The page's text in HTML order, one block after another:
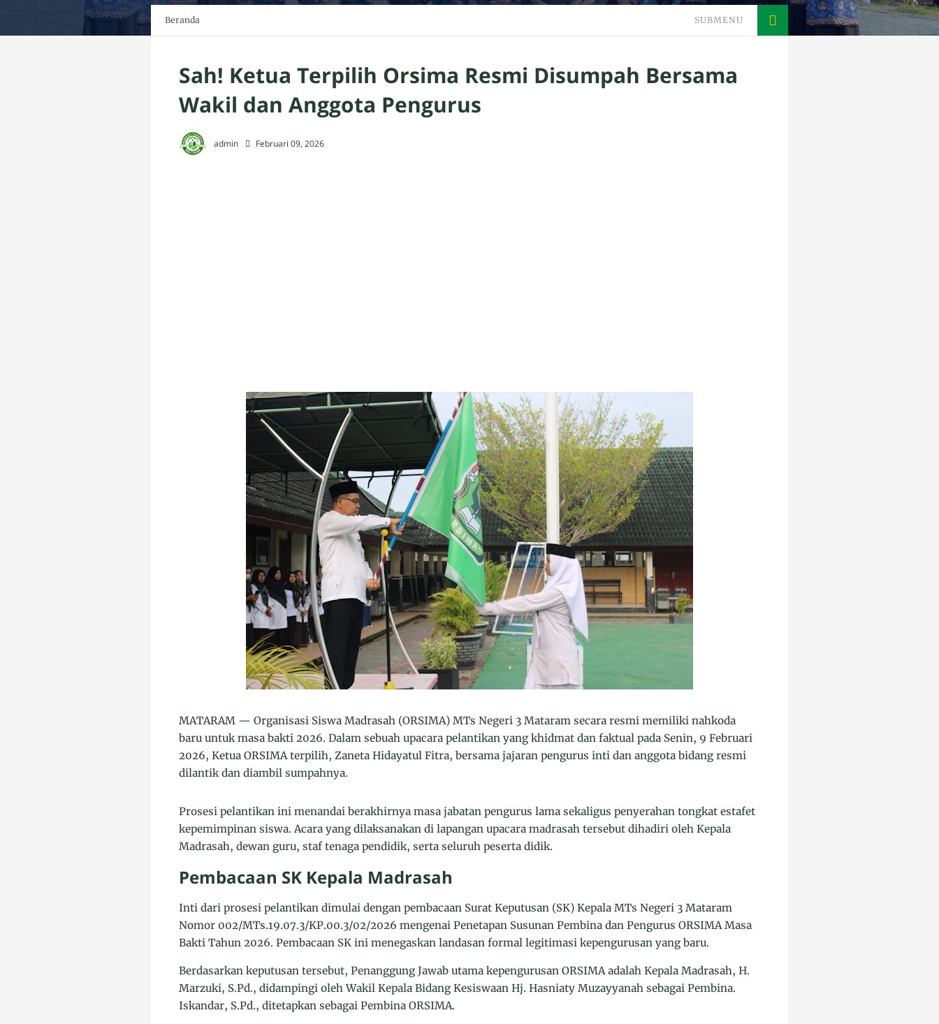
Beranda SUBMENU
Sah! Ketua Terpilih Orsima Resmi Disumpah Bersama
Wakil dan Anggota Pengurus
admin Februari 09, 2026
MATARAM — Organisasi Siswa Madrasah (ORSIMA) MTs Negeri 3 Mataram secara resmi memiliki nahkoda
baru untuk masa bakti 2026. Dalam sebuah upacara pelantikan yang khidmat dan faktual pada Senin, 9 Februari
2026, Ketua ORSIMA terpilih, Zaneta Hidayatul Fitra, bersama jajaran pengurus inti dan anggota bidang resmi
dilantik dan diambil sumpahnya.
Prosesi pelantikan ini menandai berakhirnya masa jabatan pengurus lama sekaligus penyerahan tongkat estafet
kepemimpinan siswa. Acara yang dilaksanakan di lapangan upacara madrasah tersebut dihadiri oleh Kepala
Madrasah, dewan guru, staf tenaga pendidik, serta seluruh peserta didik.
Pembacaan SK Kepala Madrasah
Inti dari prosesi pelantikan dimulai dengan pembacaan Surat Keputusan (SK) Kepala MTs Negeri 3 Mataram
Nomor 002/MTs.19.07.3/KP.00.3/02/2026 mengenai Penetapan Susunan Pembina dan Pengurus ORSIMA Masa
Bakti Tahun 2026. Pembacaan SK ini menegaskan landasan formal legitimasi kepengurusan yang baru.
Berdasarkan keputusan tersebut, Penanggung Jawab utama kepengurusan ORSIMA adalah Kepala Madrasah, H.
Marzuki, S.Pd., didampingi oleh Wakil Kepala Bidang Kesiswaan Hj. Hasniaty Muzayyanah sebagai Pembina.
Iskandar, S.Pd., ditetapkan sebagai Pembina ORSIMA.